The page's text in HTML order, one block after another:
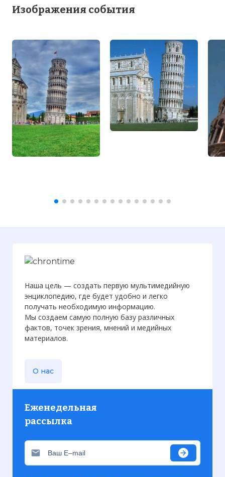
Изображения события
Наша цель — создать первую мультимедийную
энциклопедию, где будет удобно и легко
получать необходимую информацию.
Мы создаем самую полную базу различных
фактов, точек зрения, мнений и медийных
материалов.
О нас
Еженедельная
рассылка